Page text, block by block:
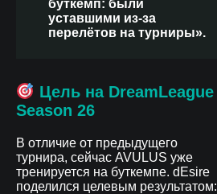
буткемп: были
уставшими из-за
перелётов на турниры».
Цель на DreamLeague
Season 26
В отличие от предыдущего
турнира, сейчас AVULUS уже
тренируется на буткемпе. dEsire
поделился целевым результатом: